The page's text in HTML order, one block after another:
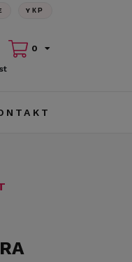
YКР
0